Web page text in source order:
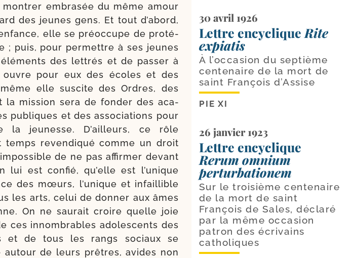
mon­trer embra­sée du même amour
des jeunes gens. Et tout d’abord,
elle se pré­oc­cupe de pro­té­
; puis, pour per­mettre à ses jeunes
des let­trés et de pas­ser à
pour eux des écoles et des
elle sus­cite des Ordres, des
la mis­sion sera de fon­der des aca­
publiques et des asso­cia­tions pour
la jeu­nesse. D’ailleurs, ce rôle
temps reven­di­qué comme un droit
de ne pas affir­mer devant
lui est confié, qu’elle est l’unique
des mœurs, l’unique et infaillible
les arts, celui de don­ner aux âmes
On ne sau­rait croire quelle joie
ces innom­brables ado­les­cents des
et de tous les rangs sociaux se
autour de leurs prêtres, avides non
30 avril 1926
Lettre encyclique Rite
expiatis
À l’occasion du septième
centenaire de la mort de
saint François d’Assise
PIE XI
26 janvier 1923
Lettre encyclique
Rerum omnium
perturbationem
Sur le troisième centenaire
de la mort de saint
François de Sales, déclaré
par la même occasion
patron des écrivains
catholiques